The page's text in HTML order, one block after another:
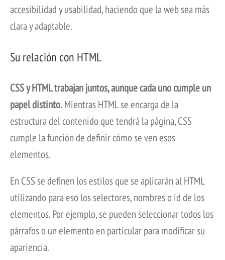
accesibilidad y usabilidad, haciendo que la web sea más
clara y adaptable.
Su relación con HTML
CSS y HTML trabajan juntos, aunque cada uno cumple un
papel distinto.Mientras HTML se encarga de la
estructura del contenido que tendrá la página, CSS
cumple la función de definir cómo se ven esos
elementos.
En CSS se definen los estilos que se aplicarán al HTML
utilizando para eso los selectores, nombres o id de los
elementos. Por ejemplo, se pueden seleccionar todos los
párrafos o un elemento en particular para modificar su
apariencia.